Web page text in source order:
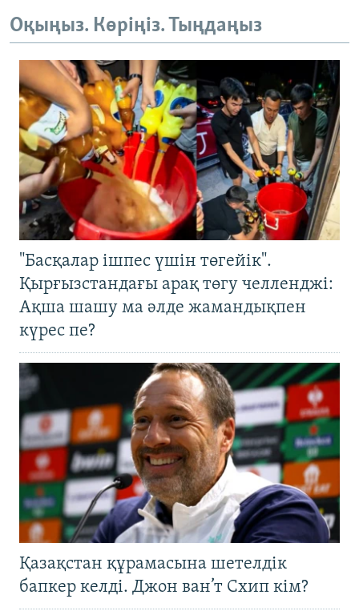
Оқыңыз. Көріңіз. Тыңдаңыз
"Басқалар ішпес үшін төгейік".
Қырғызстандағы арақ төгу челленджі:
Ақша шашу ма әлде жамандықпен
күрес пе?
Қазақстан құрамасына шетелдік
бапкер келді. Джон ван’т Схип кім?